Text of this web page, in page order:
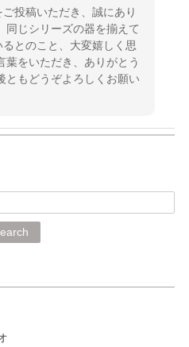
投稿いただき、誠にあり
同じシリーズの器を揃えて
とのこと、大変嬉しく思
葉をいただき、ありがとう
ともどうぞよろしくお願い
良く、手に馴染み、洗いやす
い、毎食時に使用していま
じシリーズの器を揃えて